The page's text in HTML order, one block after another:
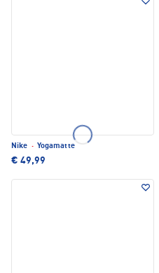
Nike · Yogamatte
€ 49,99